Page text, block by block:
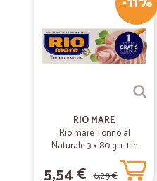
RIO MARE
Rio mare Tonno al
Naturale 3 x 80 g + 1 in
5,54 € 6,29 €